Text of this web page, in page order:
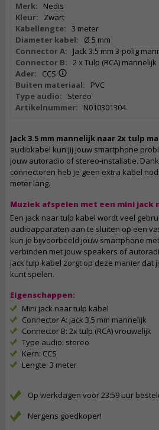
Merk:
Nedis
Kleur:
Zwart
Kabellengte: 3 meter
Diameter kabel:
Ø 5 mm
Connector A:
Jack 3.5 mm 3-polig
Connector B: 2 x Tulp (RCA) mannelijk
Ader:
CCS
Buiten materiaal:
PVC
Type audio:
Stereo
Artikelnummer:
N010301304
Jack 3.5 mm mannelijk naar 2x tulp
audiokabel kun jij jouw smartphone
jouw autoradio of stereo-installatie.
connectoren heb je geen extra kabel
meter lang.
Muziek afspelen met een mini jack
Een jack naar tulp kabel wordt veel
audioapparaten aan te sluiten op een
kun je bijvoorbeeld jouw smartphone
verbinden met jouw speakers of
jack tulp kabel zorgt op deze manier dat
kunt spelen.
Eigenschappen:
Mini jack naar tulp kabel
Connector A: jack 3.5 mm mannelijk
Connector B: 2x tulp (RCA) vrouwelijk
Type audio: stereo
Kern: CCS
Lengte: 3 meter
Op werkdagen voor 23:59 uur
Nergens goedkoper!